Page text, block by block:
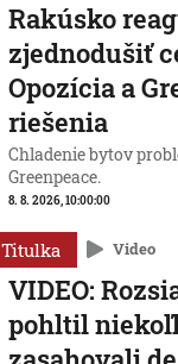
Rakúsko
zjednodušiť
Opozícia a
riešenia
Chladenie bytov
Greenpeace.
8. 8. 2026, 10:00:00
Titulka Video
VIDEO:
pohltil